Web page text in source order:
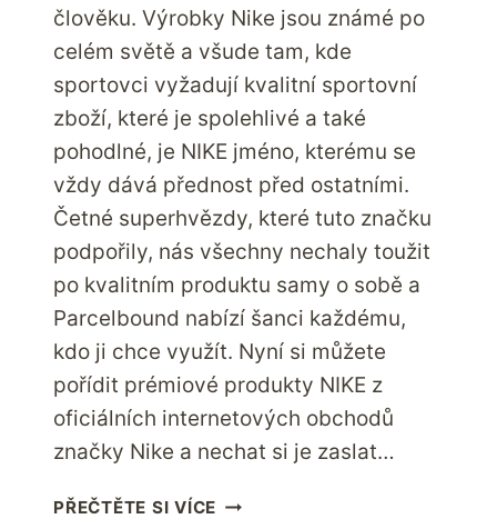
člověku. Výrobky Nike jsou známé po
celém světě a všude tam, kde
sportovci vyžadují kvalitní sportovní
zboží, které je spolehlivé a také
pohodlné, je NIKE jméno, kterému se
vždy dává přednost před ostatními.
Četné superhvězdy, které tuto značku
podpořily, nás všechny nechaly toužit
po kvalitním produktu samy o sobě a
Parcelbound nabízí šanci každému,
kdo ji chce využít. Nyní si můžete
pořídit prémiové produkty NIKE z
oficiálních internetových obchodů
značky Nike a nechat si je zaslat…
PŘEČTĚTE SI VÍCE NAKUPUJTE